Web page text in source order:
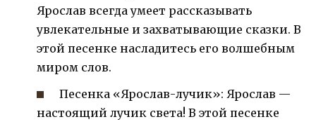
Ярослав всегда умеет рассказывать
увлекательные и захватывающие сказки. В
этой песенке насладитесь его волшебным
миром слов.
Песенка «Ярослав-лучик»: Ярослав —
настоящий лучик света! В этой песенке